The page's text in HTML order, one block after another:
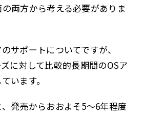
両方から考える必要がありま
サポートについてですが、
に対して比較的長期間のOSア
います。
発売からおおよそ5〜6年程度